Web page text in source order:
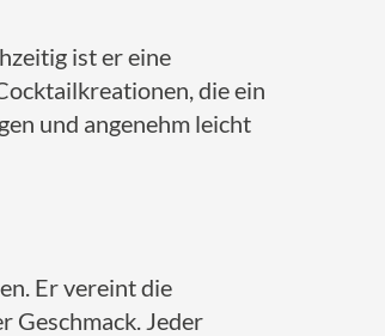
ist er eine
die ein
und angenehm leicht
Er vereint die
Geschmack. Jeder